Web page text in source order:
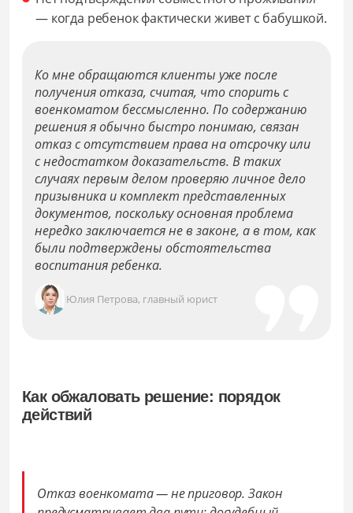
— когда ребенок фактически живет с бабушкой.
Ко мне обращаются клиенты уже после
получения отказа, считая, что спорить с
военкоматом бессмысленно. По содержанию
решения я обычно быстро понимаю, связан
отказ с отсутствием права на отсрочку или
с недостатком доказательств. В таких
случаях первым делом проверяю личное дело
призывника и комплект представленных
документов, поскольку основная проблема
нередко заключается не в законе, а в том, как
были подтверждены обстоятельства
воспитания ребенка.
Юлия Петрова, главный юрист
Как обжаловать решение: порядок
действий
Отказ военкомата — не приговор. Закон